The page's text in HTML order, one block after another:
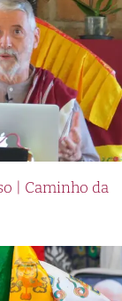
| Caminho da